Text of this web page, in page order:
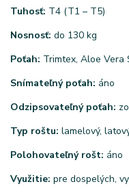
Tuhosť: T4 (T1 – T5)
Nosnosť: do 130 kg
Poťah: Trimtex, Aloe Vera
Snímateľný poťah: áno
Odzipsovateľný poťah:
Typ roštu: lamelový,
Polohovateľný rošt: áno
Využitie: pre dospelých,